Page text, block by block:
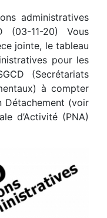
administratives
(03-11-20) Vous
jointe, le tableau
pour les
(Secrétariats
à compter
Détachement (voir
d’Activité (PNA)